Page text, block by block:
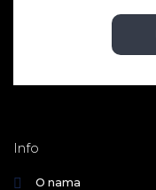
Info
O nama